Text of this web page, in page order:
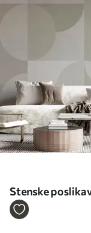
Stenske
w03058v2